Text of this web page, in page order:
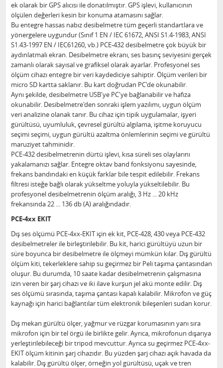
ek olarak bir GPS alıcısı ile donatılmıştır. GPS işlevi, kullanıcının
ölçülen değerleri kesin bir konuma atamasını sağlar.
Bu entegre hassas nabız desibelmetre tüm geçerli standartlara ve
yönergelere uygundur (Sınıf 1 EN / IEC 61672, ANSI S1.4-1983, ANSI
S1.43-1997 EN / IEC61260, vb.) PCE-432 desibelmetre çok büyük bir
aydınlatmalı ekran. Desibelmetre ekranı, ses basınç seviyesini gerçek
zamanlı olarak sayısal ve grafiksel olarak ayarlar. Profesyonel ses
ölçüm cihazı entegre bir veri kaydediciye sahiptir. Ölçüm verileri bir
micro SD kartta saklanır. Bu kart doğrudan PC'de okunabilir.
Aynı şekilde, desibelmetre USB'ye PC'ye bağlanabilir ve hafıza
okunabilir. Desibelmetre'den sonraki işlem yazılımı, uygun ölçüm
veri analizine olanak tanır. Bu cihaz için tipik uygulamalar, işyeri
gürültüsü, uyumluluk, çevresel gürültü algılama, işitme koruyucu
seçimi seçimi, uygun gürültü azaltma önlemlerinin seçimi ve gürültü
maruziyet tahminidir.
PCE-432 desibelmetrenin dürtü işlevi, kısa süreli ses olaylarını
yakalamanızı sağlar. Entegre oktav band fonksiyonu sayesinde,
frekans bandındaki en küçük farklar bile tespit edilebilir. Frekans
filtresi isteğe bağlı olarak yükseltme yoluyla yükseltilebilir. Bu
profesyonel desibelmetrenin ölçüm aralığı, 3 Hz ... 20 kHz
frekansında 22 ... 136 db (A) aralığındadır.
PCE-4xx EKIT
Dış ses ölçümü PCE-4xx-EKIT için ek kit, PCE-428, 430 veya PCE-432
desibelmetreler ile birleştirilebilir. Bu kit, harici gürültüyü uzun bir
süre boyunca bir desibelmetre ile ölçmeyi mümkün kılar. Dış gürültü
ölçüm kiti, tekerleklere sahip su geçirmez bir Peli taşıma çantasından
oluşur. Bu durumda, 10 saate kadar desibelmetrenin çalışmasına
izin veren bir şarj cihazı ve iki ilave kurşun jel akü monte edilir. Dış
ses ölçümü sırasında, taşıma çantası kapalı kalabilir. Mikrofon ve güç
kaynağı için harici bağlantılar tüm elektronik bileşenleri sudan korur.
Dış mekan gürültü ölçer, yağmur ve rüzgar korumasının yanı sıra
mikrofon için bir tel örgü ile birlikte gelir. Ayrıca, mikrofonun dışarıya
yerleştirilebileceği bir tripod mevcuttur. Ayrıca su geçirmez PCE-4xx-
EKIT ölçüm kitinin şarj cihazıdır. Bu yüzden şarj cihazı açık havada da
kalabilir. Dış gürültü ölçer, örneğin yol gürültüsü, uçak ve tren